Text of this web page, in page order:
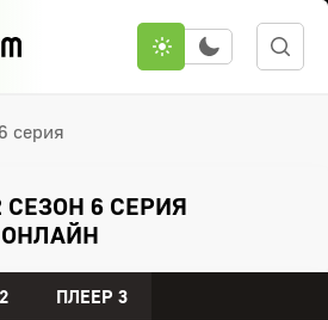
серия
6 СЕРИЯ
ПЛЕЕР 3